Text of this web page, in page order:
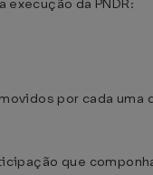
da PNDR:
por cada uma
que